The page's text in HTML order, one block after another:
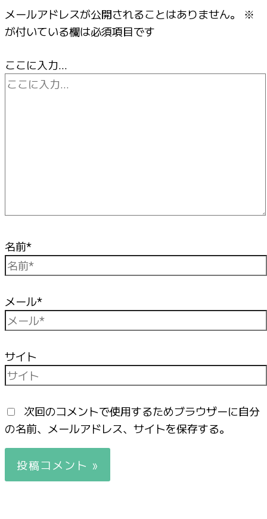
メールアドレスが公開されることはありません。
※
が付いている欄は必須項目です
ここに入力…
名前*
メール*
サイト
次回のコメントで使用するためブラウザーに自分
の名前、メールアドレス、サイトを保存する。